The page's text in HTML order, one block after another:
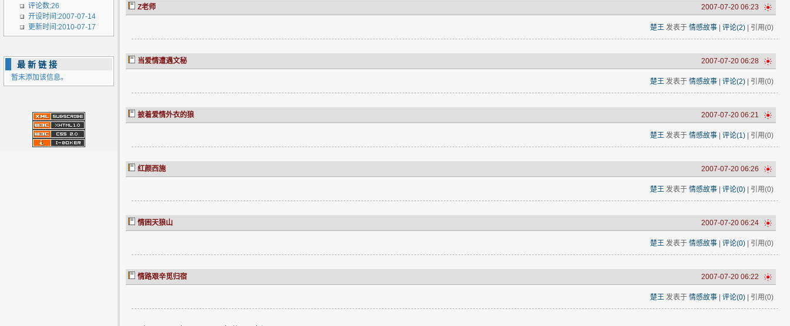
评论数:26
开设时间:2007-07-14
更新时间:2010-07-17
最新链接
暂未添加该信息。
2007-07-20 06:23
Z老师
楚王发表于 情感故事| 评论(2)| 引用(0)
2007-07-20 06:28
当爱情遭遇文秘
楚王发表于 情感故事| 评论(2)| 引用(0)
2007-07-20 06:21
披着爱情外衣的狼
楚王发表于 情感故事| 评论(1)| 引用(0)
2007-07-20 06:26
红颜西施
楚王发表于 情感故事| 评论(0)| 引用(0)
2007-07-20 06:24
情困天狼山
楚王发表于 情感故事| 评论(0)| 引用(0)
2007-07-20 06:22
情路艰辛觅归宿
楚王发表于 情感故事| 评论(0)| 引用(0)